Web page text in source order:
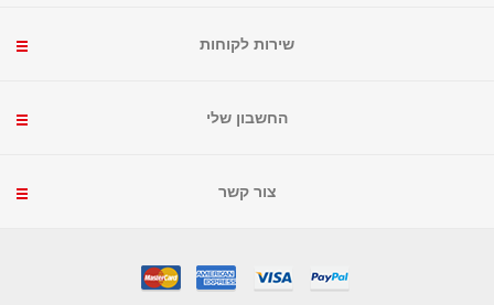
שירות לקוחות
החשבון שלי
צור קשר